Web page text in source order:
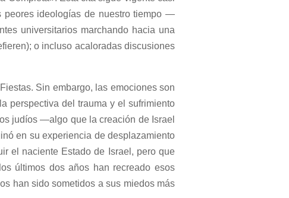
peores ideologías de nuestro tiempo —
universitarios marchando hacia una
o incluso acaloradas discusiones
Sin embargo, las emociones son
perspectiva del trauma y el sufrimiento
judíos —algo que la creación de Israel
en su experiencia de desplazamiento
el naciente Estado de Israel, pero que
últimos dos años han recreado esos
han sido sometidos a sus miedos más